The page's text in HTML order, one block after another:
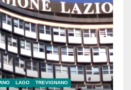
LAGO TREVIGNANO